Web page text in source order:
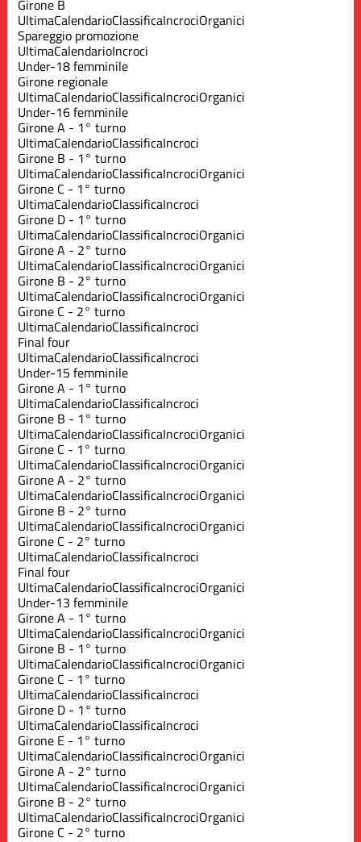
Girone B
UltimaCalendarioClassificaIncrociOrganici
Spareggio promozione
UltimaCalendarioIncroci
Under-18 femminile
Girone regionale
UltimaCalendarioClassificaIncrociOrganici
Under-16 femminile
Girone A - 1° turno
UltimaCalendarioClassificaIncroci
Girone B - 1° turno
UltimaCalendarioClassificaIncrociOrganici
Girone C - 1° turno
UltimaCalendarioClassificaIncroci
Girone D - 1° turno
UltimaCalendarioClassificaIncrociOrganici
Girone A - 2° turno
UltimaCalendarioClassificaIncrociOrganici
Girone B - 2° turno
UltimaCalendarioClassificaIncrociOrganici
Girone C - 2° turno
UltimaCalendarioClassificaIncroci
Final four
UltimaCalendarioClassificaIncroci
Under-15 femminile
Girone A - 1° turno
UltimaCalendarioClassificaIncroci
Girone B - 1° turno
UltimaCalendarioClassificaIncrociOrganici
Girone C - 1° turno
UltimaCalendarioClassificaIncrociOrganici
Girone A - 2° turno
UltimaCalendarioClassificaIncrociOrganici
Girone B - 2° turno
UltimaCalendarioClassificaIncrociOrganici
Girone C - 2° turno
UltimaCalendarioClassificaIncroci
Final four
UltimaCalendarioClassificaIncrociOrganici
Under-13 femminile
Girone A - 1° turno
UltimaCalendarioClassificaIncrociOrganici
Girone B - 1° turno
UltimaCalendarioClassificaIncrociOrganici
Girone C - 1° turno
UltimaCalendarioClassificaIncroci
Girone D - 1° turno
UltimaCalendarioClassificaIncroci
Girone E - 1° turno
UltimaCalendarioClassificaIncrociOrganici
Girone A - 2° turno
UltimaCalendarioClassificaIncrociOrganici
Girone B - 2° turno
UltimaCalendarioClassificaIncrociOrganici
Girone C - 2° turno